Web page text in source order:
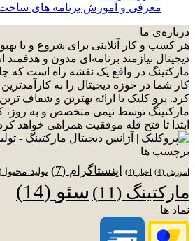
معرفی و آموزش برنامه های ساخت
درباره‌ی ما
هر کسب و کار آنلاینی برای شروع و یا
دیجیتال نیازمند برنامه‌ای مدون و
مارکتینگ در واقع یک نقشه راه است
کار شما در حوزه دیجیتال را به
کرد. پرو کلیک با ارائه بهترین و شفاف
مارکتینگ توسط تیمی متخصص و به روز،
ابتدا تا فتح قله موفقیت همراهی خواهد
برچسب ها
آموزش (4) اخبار (4) اینستاگرام (7) تولید محتوا
مارکتینگ (11) سئو (14)
نماد ها